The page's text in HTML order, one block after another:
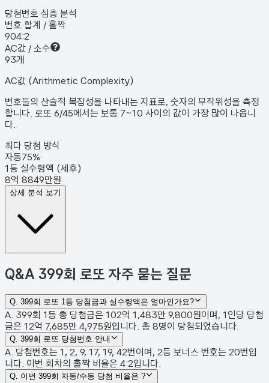
당첨번호 심층 분석
번호 합계 / 홀짝
904:2
AC값 / 소수
93개
AC값 (Arithmetic Complexity)
번호들의 산술적 복잡성을 나타내는 지표로, 숫자의 무작위성을 측정
합니다. 로또 6/45에서는 보통 7~10 사이의 값이 가장 많이 나옵니
다.
최다 당첨 방식
자동75%
1등 실수령액 (세후)
8억 8849만원
상세 분석 보기
Q&A 399회 로또 자주 묻는 질문
Q. 399회 로또 1등 당첨금과 실수령액은 얼마인가요?
A. 399회 1등 총 당첨금은 102억 1,483만 9,800원이며, 1인당 당첨
금은 12억 7,685만 4,975원입니다. 총 8명이 당첨되었습니다.
Q. 399회 로또 당첨번호 안내
A. 당첨번호는 1, 2, 9, 17, 19, 42번이며, 2등 보너스 번호는 20번입
니다. 이번 회차의 홀짝 비율은 4:2입니다.
Q. 이번 399회 자동/수동 당첨 비율은 ?